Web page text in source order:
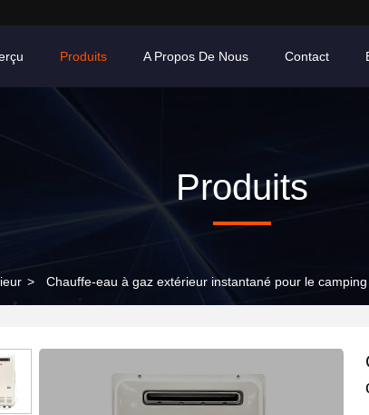
Produits A Propos De Nous Contact
Produits
> Chauffe-eau à gaz extérieur instantané pour le